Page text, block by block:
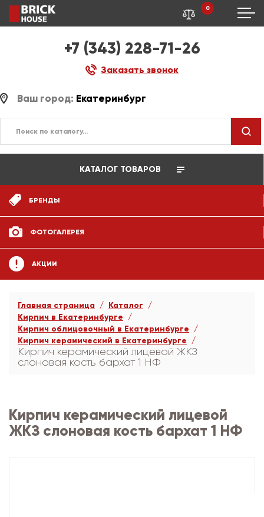
+7 (343) 228-71-26
Заказать звонок
0
Ваш город: Екатеринбург
КАТАЛОГ ТОВАРОВ
БРЕНДЫ
ФОТОГАЛЕРЕЯ
АКЦИИ
Главная страница
Каталог
Кирпич в Екатеринбурге
Кирпич облицовочный в Екатеринбурге
Кирпич керамический в Екатеринбурге
Кирпич керамический лицевой ЖКЗ
слоновая кость бархат 1 НФ
Кирпич керамический лицевой
ЖКЗ слоновая кость бархат 1 НФ